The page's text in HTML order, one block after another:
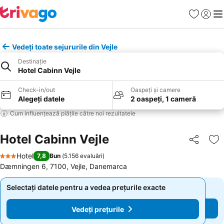
Favorite
Vedeți toate sejururile din Vejle
Destinație
Hotel Cabinn Vejle
Check-in/out
Alegeți datele
Oaspeți și camere
2 oaspeți, 1 cameră
Cum influențează plățile către noi rezultatele
Hotel Cabinn Vejle Distribuiți
3 Stele
Hotel 7,8 Bun (5.156 evaluări)
Dæmningen 6, 7100, Vejle, Danemarca
Selectați datele pentru a vedea prețurile exacte
Vedeți prețurile
Selectați datele pentru a vedea prețurile exacte
Vedeți prețurile